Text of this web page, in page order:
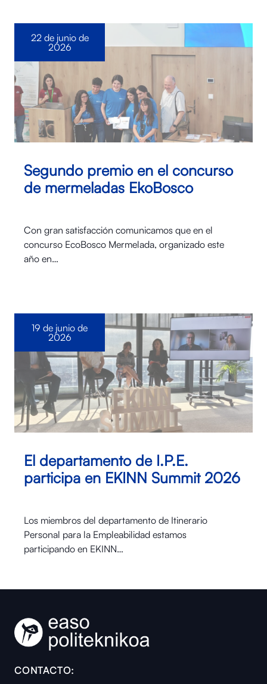
Segundo premio en el concurso
de mermeladas EkoBosco
Con gran satisfacción comunicamos que en el
concurso EcoBosco Mermelada, organizado este
año en…
22 de junio de
2026
El departamento de I.P.E.
participa en EKINN Summit 2026
Los miembros del departamento de Itinerario
Personal para la Empleabilidad estamos
participando en EKINN…
19 de junio de
2026
CONTACTO: